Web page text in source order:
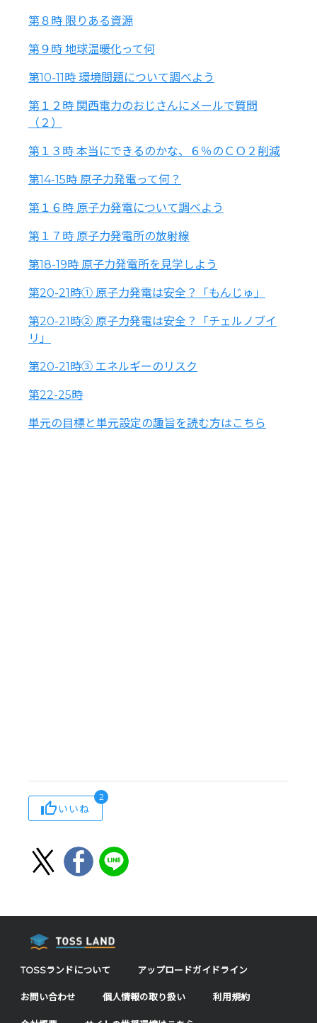
第８時 限りある資源
第９時 地球温暖化って何
第10-11時 環境問題について調べよう
第１２時 関西電力のおじさんにメールで質問
（２）
第１３時 本当にできるのかな、６％のＣＯ２削減
第14-15時 原子力発電って何？
第１６時 原子力発電について調べよう
第１７時 原子力発電所の放射線
第18-19時 原子力発電所を見学しよう
第20-21時① 原子力発電は安全？「もんじゅ」
第20-21時② 原子力発電は安全？「チェルノブイ
リ」
第20-21時③ エネルギーのリスク
第22-25時
単元の目標と単元設定の趣旨を読む方はこちら
いいね
2
TOSSランドについて アップロードガイドライン
お問い合わせ 個人情報の取り扱い 利用規約